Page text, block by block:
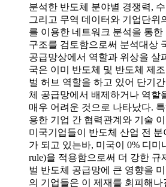
분석한 반도체 분야별 경쟁력,
그리고 무역 데이터와 기업단위
를 이용한 네트워크 분석을 통
구조를 검토함으로써 분석대상
공급망상에서 역할과 위상을 살
국은 이미 반도체 및 반도체 제
벌 허브 역할을 하고 있어 단기
체 공급망에서 배제하거나 역할
매우 어려운 것으로 나타났다. 특
용한 기업 간 협력관계와 기술
미국기업들이 반도체 산업 전 분
가 되고 있는바, 미국이 0% 디미
rule)을 적용함으로써 더 강한 규
벌 반도체 공급망에 큰 영향을
의 기업들은 이 제재를 회피해